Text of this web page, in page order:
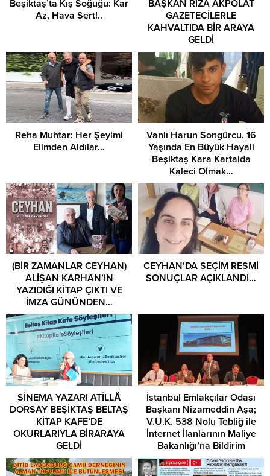
Beşiktaş’ta Kış Soğuğu: Kar
Az, Hava Sert!..
BAŞKAN RIZA AKPOLAT
GAZETECİLERLE
KAHVALTIDA BİR ARAYA
GELDİ
Reha Muhtar: Her Şeyimi
Elimden Aldılar…
Vanlı Harun Songürcu, 16
Yaşında En Büyük Hayali
Beşiktaş Kara Kartalda
Kaleci Olmak…
(BİR ZAMANLAR CEYHAN)
ALİŞAN KARHAN’IN
YAZIDIĞI KİTAP ÇIKTI VE
İMZA GÜNÜNDEN…
CEYHAN’DA SEÇİM RESMİ
SONUÇLAR AÇIKLANDI…
SİNEMA YAZARI ATİLLÂ
DORSAY BEŞİKTAŞ BELTAŞ
KİTAP KAFE’DE
OKURLARIYLA BİRARAYA
GELDİ
İstanbul Emlakçılar Odası
Başkanı Nizameddin Aşa;
V.U.K. 538 Nolu Tebliğ ile
İnternet İlanlarının Maliye
Bakanlığı’na Bildirim
Zorunluluğu